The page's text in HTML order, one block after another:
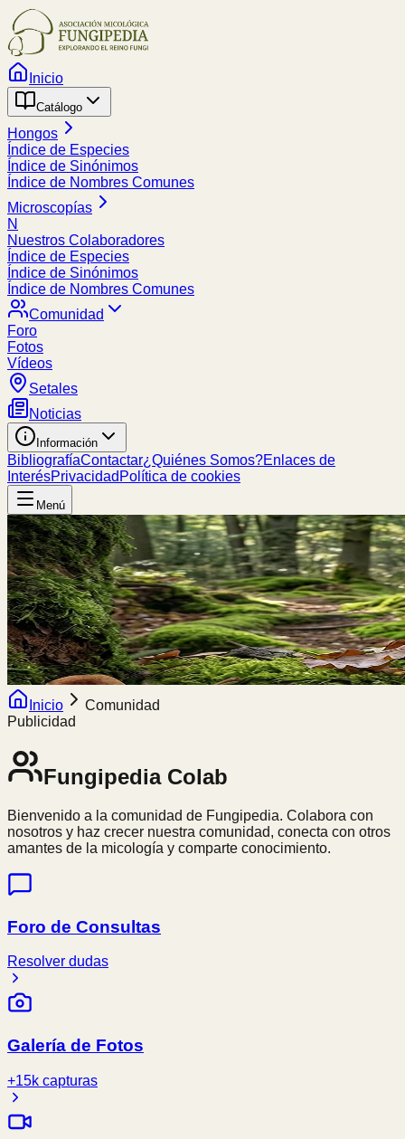
Inicio
Catálogo
Hongos
Índice de Especies
Índice de Sinónimos
Índice de Nombres Comunes
Microscopías
N
Nuestros Colaboradores
Índice de Especies
Índice de Sinónimos
Índice de Nombres Comunes
Comunidad
Foro
Fotos
Vídeos
Setales
Noticias
Información
BibliografíaContactar¿Quiénes Somos?Enlaces de
InterésPrivacidad Política de cookies
Menú
Inicio
Comunidad
Publicidad
FungipediaColab
Bienvenido a la comunidad de Fungipedia. Colabora con
nosotros y haz crecer nuestra comunidad, conecta con otros
amantes de la micología y comparte conocimiento.
Foro de Consultas
Resolver dudas
Galería de Fotos
+15k capturas